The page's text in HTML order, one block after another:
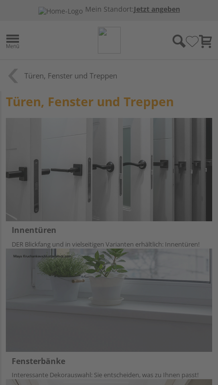
Mein Standort:Jetzt angeben
Türen, Fenster und Treppen
Türen, Fenster und Treppen
Innentüren
DER Blickfang und in vielseitigen Varianten erhältlich: Innentüren!
Fensterbänke
Interessante Dekorauswahl: Sie entscheiden, was zu Ihnen passt!